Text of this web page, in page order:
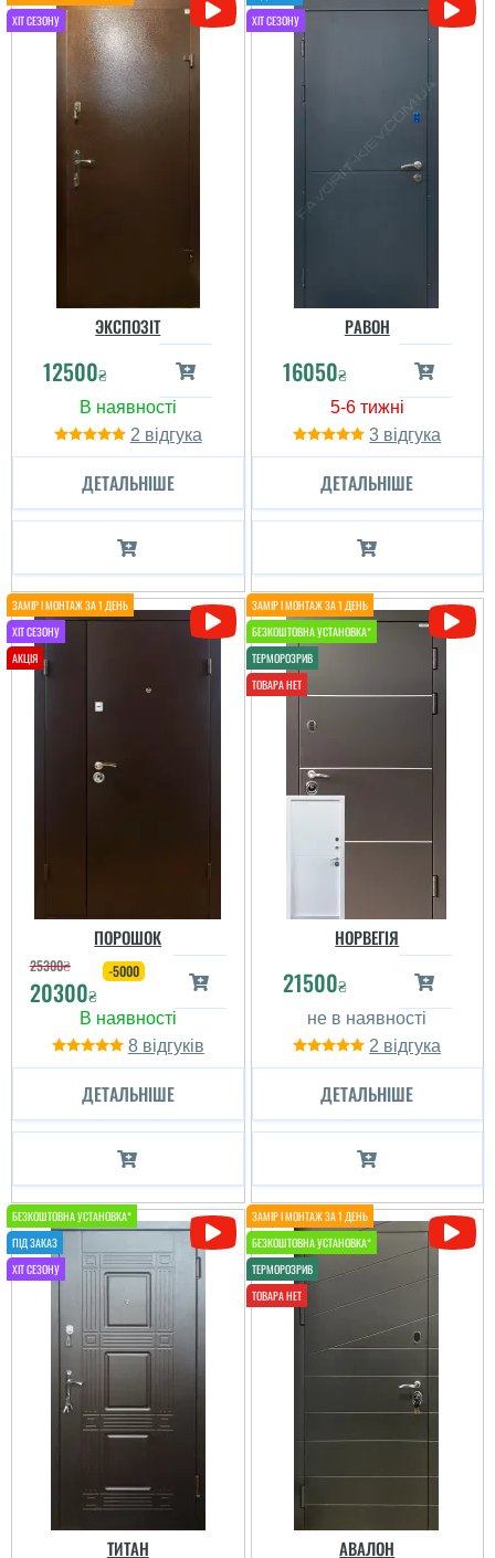
ЭКСПОЗІТ
12500₴
2
ДЕТАЛЬНІШЕ
РАВОН
16050₴
3
ДЕТАЛЬНІШЕ
ПОРОШОК
25300₴
20300₴
-5000
8
ДЕТАЛЬНІШЕ
НОРВЕГІЯ
21500₴
2
ДЕТАЛЬНІШЕ
ТИТАН АВАЛОН